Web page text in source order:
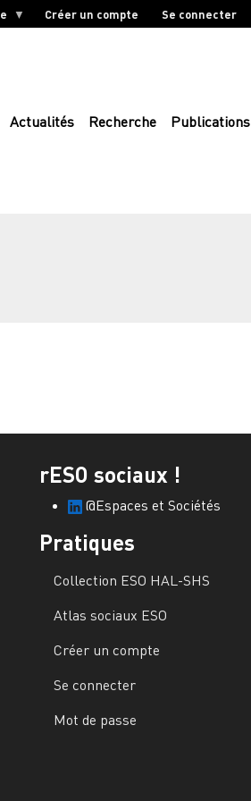
Créer un compte Se connecter
Actualités Recherche Publications
rESO sociaux !
@Espaces et Sociétés
Pratiques
Collection ESO HAL-SHS
Atlas sociaux ESO
Créer un compte
Se connecter
Mot de passe